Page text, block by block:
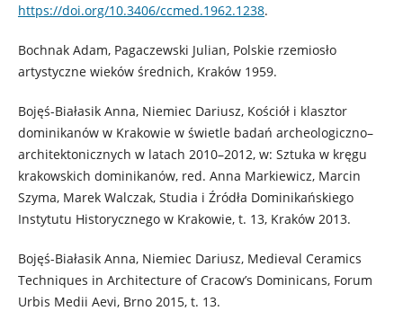
https://doi.org/10.3406/ccmed.1962.1238.
Bochnak Adam, Pagaczewski Julian, Polskie rzemiosło
artystyczne wieków średnich, Kraków 1959.
Bojęś-Białasik Anna, Niemiec Dariusz, Kościół i klasztor
dominikanów w Krakowie w świetle badań archeologiczno–
architektonicznych w latach 2010–2012, w: Sztuka w kręgu
krakowskich dominikanów, red. Anna Markiewicz, Marcin
Szyma, Marek Walczak, Studia i Źródła Dominikańskiego
Instytutu Historycznego w Krakowie, t. 13, Kraków 2013.
Bojęś-Białasik Anna, Niemiec Dariusz, Medieval Ceramics
Techniques in Architecture of Cracow’s Dominicans, Forum
Urbis Medii Aevi, Brno 2015, t. 13.